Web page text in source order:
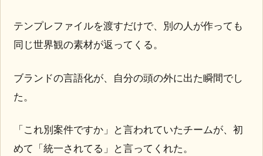
テンプレファイルを渡すだけで、別の人が作っても
同じ世界観の素材が返ってくる。
ブランドの言語化が、自分の頭の外に出た瞬間でし
た。
「これ別案件ですか」と言われていたチームが、初
めて「統一されてる」と言ってくれた。